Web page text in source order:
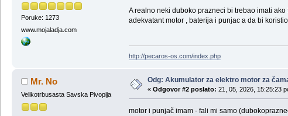
Poruke: 1273
www.mojaladja.com
A realno neki duboko prazneci bi trebao imati
adekvatant motor , baterija i punjac a da bi
http://pecaros-os.com/index.php
Mr. No
Velikotrbusasta Savska Pivopija
Odg: Akumulator za elektro motor za
« Odgovor #2 poslato: 21, 05, 2026, 15:25:23
motor i punjač imam - fali mi samo